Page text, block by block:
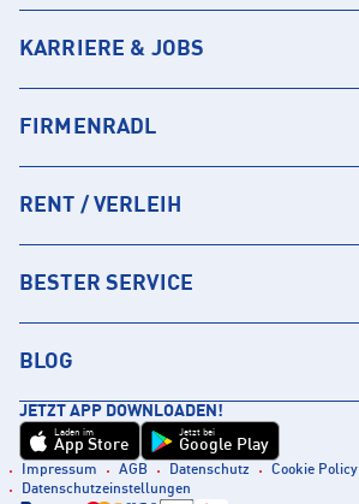
KARRIERE & JOBS
FIRMENRADL
RENT / VERLEIH
BESTER SERVICE
BLOG
JETZT APP DOWNLOADEN!
Laden im
App Store
Jetzt bei
Google Play
Impressum AGB Datenschutz
Cookie Policy
Datenschutzeinstellungen